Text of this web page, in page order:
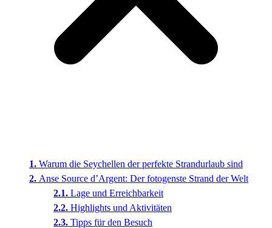
Warum die Seychellen der perfekte Strandurlaub sind
Anse Source d’Argent: Der fotogenste Strand der Welt
Lage und Erreichbarkeit
Highlights und Aktivitäten
Tipps für den Besuch